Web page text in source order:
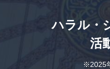
ハラル・
活
※2025